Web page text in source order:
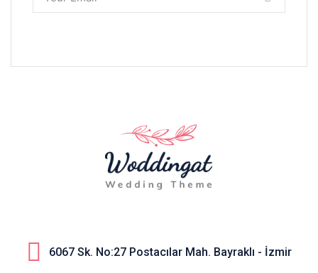
6067 Sk. No:27 Postacılar Mah. Bayraklı - İzmir